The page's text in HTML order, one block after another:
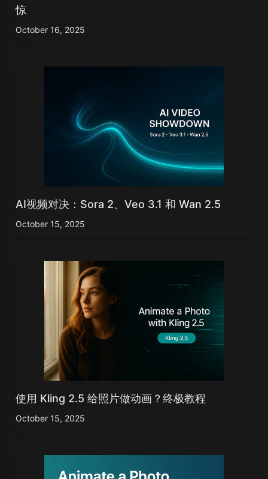
惊
October 16, 2025
AI视频对决：Sora 2、Veo 3.1 和 Wan 2.5
October 15, 2025
使用 Kling 2.5 给照片做动画？终极教程
October 15, 2025